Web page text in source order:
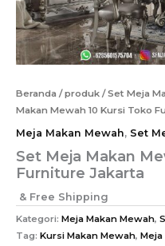
Beranda /produk /Set Meja
Makan Mewah 10 Kursi Toko
Meja Makan Mewah, Set
Set Meja Makan
Furniture Jakarta
& Free Shipping
Kategori: Meja Makan Mewah,
Tag: Kursi Makan Mewah, Meja